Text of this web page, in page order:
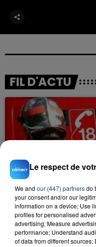
FIL D'ACTU
23 juillet 2026
INCENDIE
SON BÉBÉ ENTRE
Un homme s'est
aspergé sa
d'un liquide
Le respect de
We and our (447) partnersdo
your consent and/or our
information on a device; Use
profiles for personalised
advertising; Measure
performance; Understand
of data from different